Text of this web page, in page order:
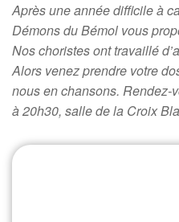
Après une année difficile à
Démons du Bémol vous
Nos choristes ont travaillé
Alors venez prendre votre
nous en chansons. Rendez-
à 20h30, salle de la Croix